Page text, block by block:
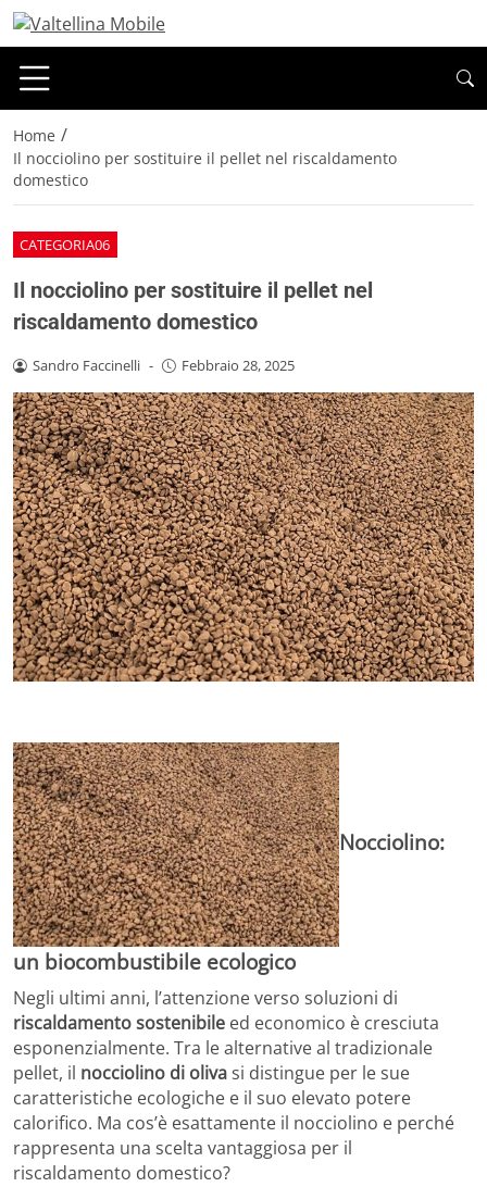
Home /
Il nocciolino per sostituire il pellet nel riscaldamento
domestico
CATEGORIA06
Il nocciolino per sostituire il pellet nel
riscaldamento domestico
Sandro Faccinelli - Febbraio 28, 2025
Nocciolino:
un biocombustibile ecologico
Negli ultimi anni, l’attenzione verso soluzioni di
riscaldamento sostenibile ed economico è cresciuta
esponenzialmente. Tra le alternative al tradizionale
pellet, il nocciolino di olivasi distingue per le sue
caratteristiche ecologiche e il suo elevato potere
calorifico. Ma cos’è esattamente il nocciolino e perché
rappresenta una scelta vantaggiosa per il
riscaldamento domestico?